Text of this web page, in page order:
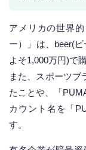
アメリカの世界
ー）」は、beer(
よそ1,000万円)で
また、スポーツブ
たことや、「
カウント名を「
す。